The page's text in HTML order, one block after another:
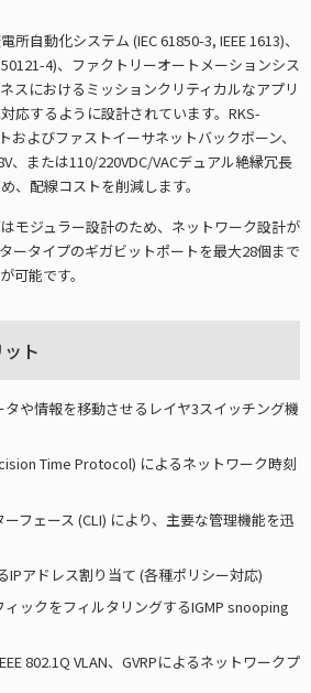
所自動化システム (IEC 61850-3, IEEE 1613)、
4)、ファクトリーオートメーションシス
スにおけるミッションクリティカルなアプリ
応するように設計されています。RKS-
およびファストイーサネットバックボーン、
、または110/220VDC/VACデュアル絶縁冗長
、配線コストを削減します。
モジュラー設計のため、ネットワーク設計が
ータイプのギガビットポートを最大28個まで
可能です。
ト
や情報を移動させるレイヤ3スイッチング機
Time Protocol) によるネットワーク時刻
フェース (CLI) により、主要な管理機能を迅
IPアドレス割り当て (各種ポリシー対応)
ックをフィルタリングするIGMP snooping
802.1Q VLAN、GVRPによるネットワークプ